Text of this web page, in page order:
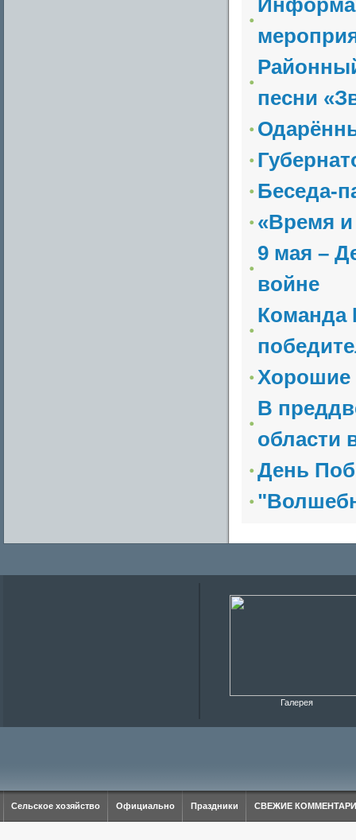
песни
Беседа-
«Время
9 мая –
войне
Команда
Хорошие
В
области
День
Галерея
Сельское хозяйство Официально Праздники СВЕЖИЕ